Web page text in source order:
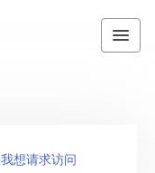
我想请求访问